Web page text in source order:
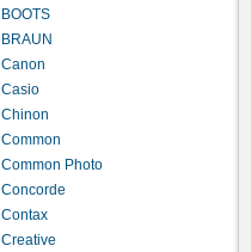
BOOTS
BRAUN
Canon
Casio
Chinon
Common
Common Photo
Concorde
Contax
Creative